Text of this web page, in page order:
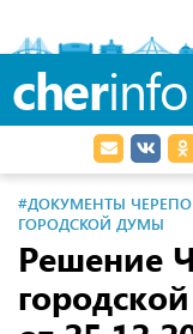
cherinfo
#ДОКУМЕНТЫ
ГОРОДСКОЙ ДУМЫ
Решение